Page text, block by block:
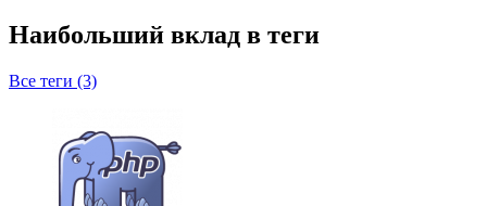
Наибольший вклад в теги
Все теги (3)